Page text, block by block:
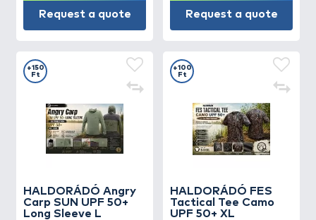
Request a quote Request a quote
HALDORÁDÓ Angry
Carp SUN UPF 50+
Long Sleeve L
+150
Ft
HALDORÁDÓ FES
Tactical Tee Camo
UPF 50+ XL
+100
Ft